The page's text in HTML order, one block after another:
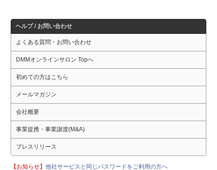
ヘルプ / お問い合わせ
よくある質問・お問い合わせ
DMMオンラインサロン Topへ
初めての方はこちら
メールマガジン
会社概要
事業提携・事業譲渡(M&A)
プレスリリース
【お知らせ】他社サービスと同じパスワードをご利用の方へ